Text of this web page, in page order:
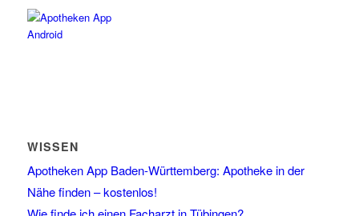
WISSEN
Apotheken App Baden-Württemberg: Apotheke in der
Nähe finden – kostenlos!